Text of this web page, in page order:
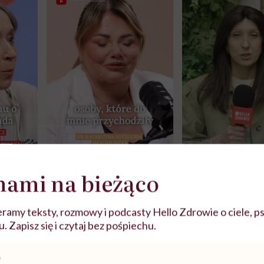
"Jestem w ciąży, co mi się
należy?". Headhunter o
Wkrótce nowa
na bieżąco
teksty, rozmowy i podcasty Hello Zdrowie o ciele,
Zapisz się i czytaj bez pośpiechu.